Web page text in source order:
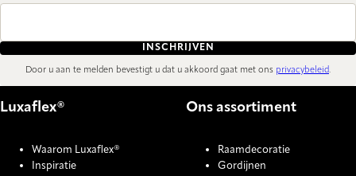
INSCHRIJVEN
Door u aan te melden bevestigt u dat u akkoord gaat met ons privacybeleid.
Luxaflex®
Waarom Luxaflex®
Inspiratie
Ons assortiment
Raamdecoratie
Gordijnen